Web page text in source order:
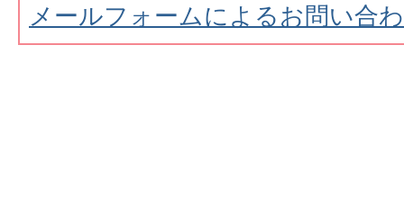
メールフォームによるお問い合